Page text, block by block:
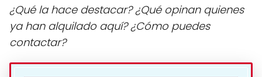
¿Qué la hace destacar? ¿Qué opinan quienes
ya han alquilado aquí? ¿Cómo puedes
contactar?